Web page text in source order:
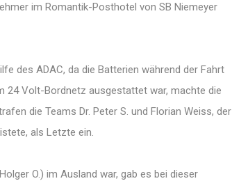
im Romantik-Posthotel von SB Niemeyer
des ADAC, da die Batterien während der Fahrt
24 Volt-Bordnetz ausgestattet war, machte die
die Teams Dr. Peter S. und Florian Weiss, der
als Letzte ein.
O.) im Ausland war, gab es bei dieser